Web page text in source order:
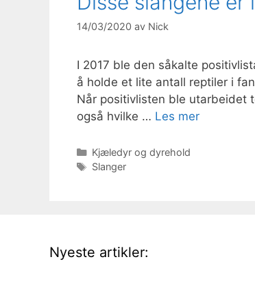
14/03/2020 av Nick
I 2017 ble den såkalte
å holde et lite antall reptiler i
Når positivlisten ble utarbeidet
også hvilke … Les mer
Kategorier
Kjæledyr og dyrehold
Stikkord
Slanger
Nyeste artikler: